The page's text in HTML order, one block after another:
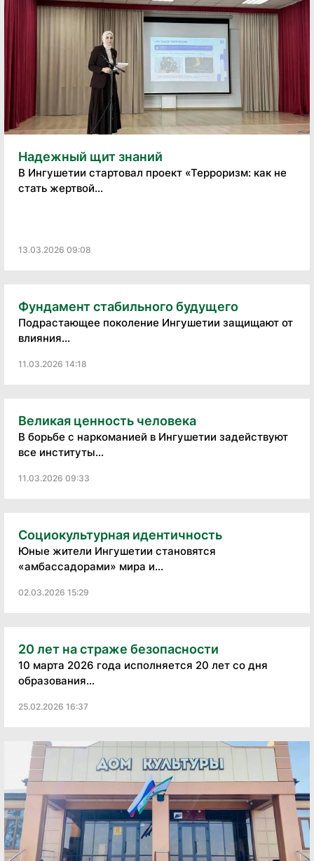
Надежный щит знаний
В Ингушетии стартовал проект «Терроризм: как не
стать жертвой...
13.03.2026 09:08
Фундамент стабильного будущего
Подрастающее поколение Ингушетии защищают от
влияния...
11.03.2026 14:18
Великая ценность человека
В борьбе с наркоманией в Ингушетии задействуют
все институты...
11.03.2026 09:33
Социокультурная идентичность
Юные жители Ингушетии становятся
«амбассадорами» мира и...
02.03.2026 15:29
20 лет на страже безопасности
10 марта 2026 года исполняется 20 лет со дня
образования...
25.02.2026 16:37